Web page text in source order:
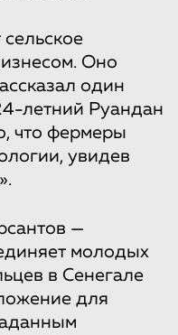
Оно
один
летний Руандан
что фермеры
увидев
—
молодых
в Сенегале
для